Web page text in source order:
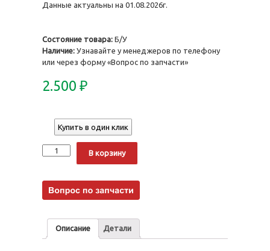
Данные актуальны на 01.08.2026г.
Состояние товара: Б/У
Наличие: Узнавайте у менеджеров по телефону
или через форму «Вопрос по запчасти»
2.500 ₽
Купить в один клик
Количество
В корзину
Описание Детали